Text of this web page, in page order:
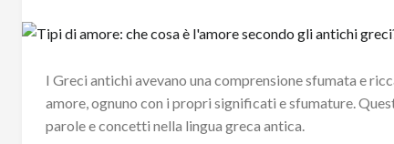
I Greci antichi avevano una comprensione sfumata e
amore, ognuno con i propri significati e sfumature.
parole e concetti nella lingua greca antica.